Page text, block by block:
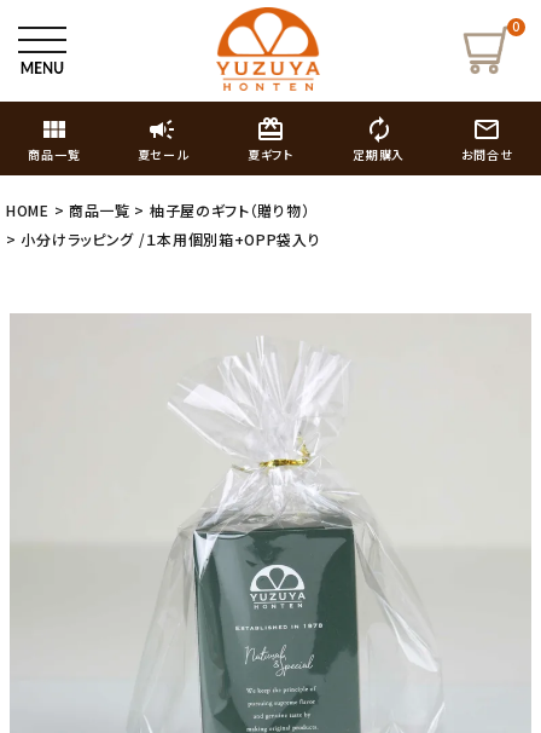
0
view_module
商品一覧
campaign
夏セール
card_giftcard
夏ギフト
autorenew
定期購入
mail_outline
お問合せ
HOME 商品一覧
柚子屋のギフト（贈り物）
小分けラッピング /１本用個別箱+OPP袋入り